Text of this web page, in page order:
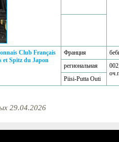
Club Français
et Spitz du Japon
Франция
региональная
Piisi-Putta Outi
29.04.2026